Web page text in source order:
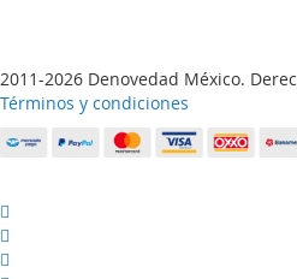
2011-2026 Denovedad México.
Términos y condiciones